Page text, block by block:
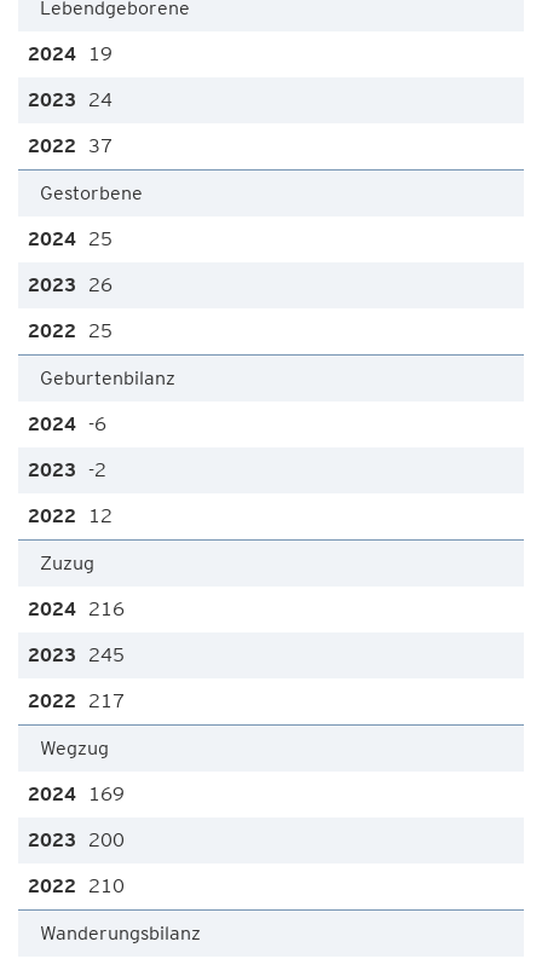
Lebendgeborene
19
24
37
Gestorbene
25
26
25
Geburtenbilanz
-6
-2
12
Zuzug
216
245
217
Wegzug
169
200
210
Wanderungsbilanz